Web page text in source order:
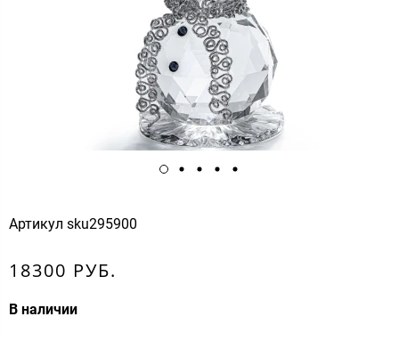
Артикул sku295900
18300 РУБ.
В наличии